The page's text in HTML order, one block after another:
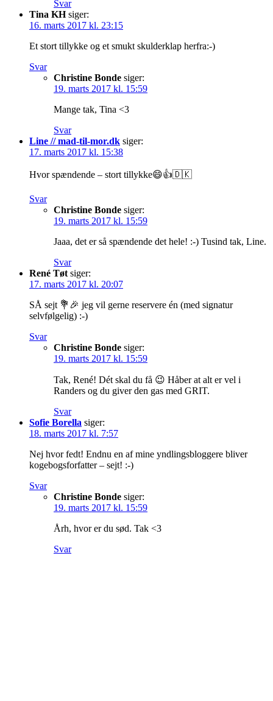
Svar
Tina KH siger:
16. marts 2017 kl. 23:15
Et stort tillykke og et smukt skulderklap herfra:-)
Svar
Christine Bonde siger:
19. marts 2017 kl. 15:59
Mange tak, Tina <3
Svar
Line // mad-til-mor.dk siger:
17. marts 2017 kl. 15:38
Hvor spændende – stort tillykke😄👍🇩🇰
Svar
Christine Bonde siger:
19. marts 2017 kl. 15:59
Jaaa, det er så spændende det hele! :-) Tusind tak, Line.
Svar
René Tøt siger:
17. marts 2017 kl. 20:07
SÅ sejt 💐🎉 jeg vil gerne reservere én (med signatur
selvfølgelig) :-)
Svar
Christine Bonde siger:
19. marts 2017 kl. 15:59
Tak, René! Dét skal du få 😉 Håber at alt er vel i
Randers og du giver den gas med GRIT.
Svar
Sofie Borella siger:
18. marts 2017 kl. 7:57
Nej hvor fedt! Endnu en af mine yndlingsbloggere bliver
kogebogsforfatter – sejt! :-)
Svar
Christine Bonde siger:
19. marts 2017 kl. 15:59
Årh, hvor er du sød. Tak <3
Svar